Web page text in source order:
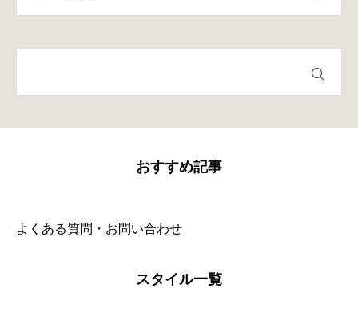
おすすめ記事
よくある質問・お問い合わせ
スタイル一覧